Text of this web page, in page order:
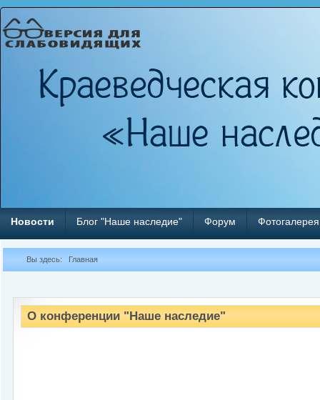
Новости Блог "Наше наследие" Форум Фотогалерея
Вы здесь: Главная
О конференции "Наше наследие"